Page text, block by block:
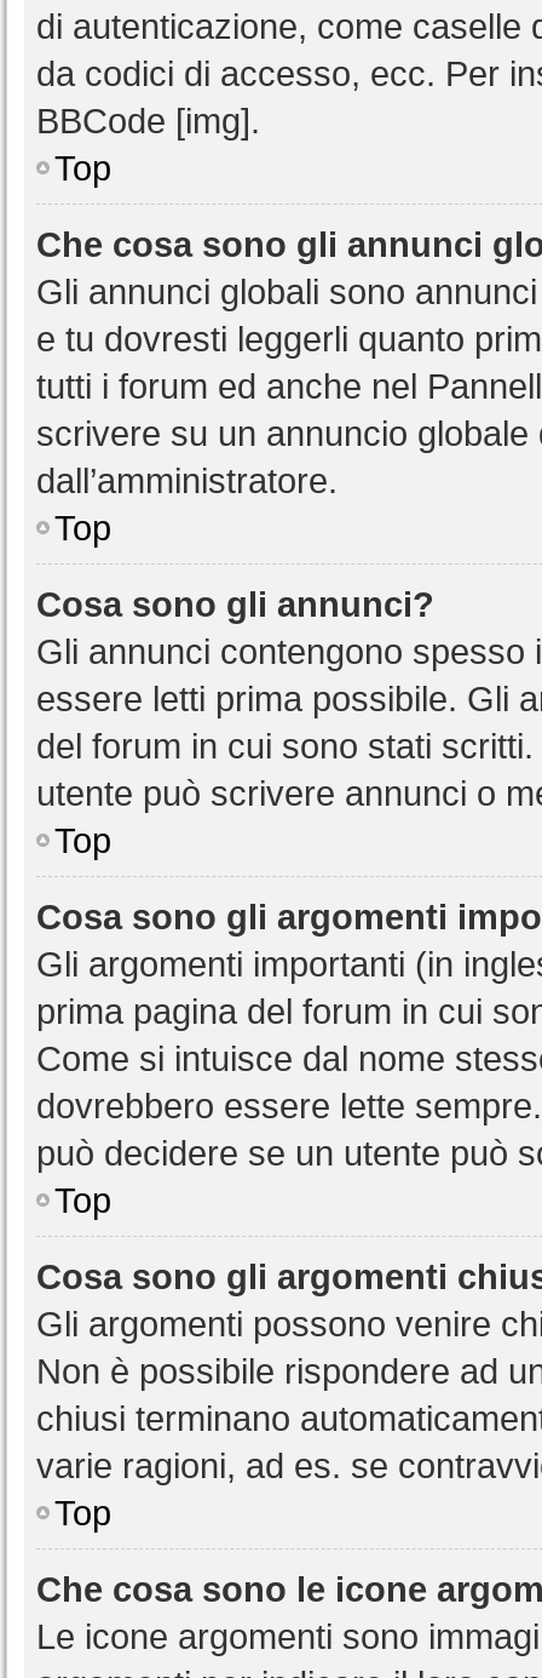
di autenticazione, come caselle
da codici di accesso, ecc. Per
BBCode [img].
Top
Che cosa sono gli annunci
Gli annunci globali sono
e tu dovresti leggerli quanto
tutti i forum ed anche nel
scrivere su un annuncio
dall’amministratore.
Top
Cosa sono gli annunci?
Gli annunci contengono
essere letti prima possibile. Gli
del forum in cui sono stati
utente può scrivere annunci o
Top
Cosa sono gli argomenti
Gli argomenti importanti (in
prima pagina del forum in cui
Come si intuisce dal nome
dovrebbero essere lette
può decidere se un utente può
Top
Cosa sono gli argomenti
Gli argomenti possono venire
Non è possibile rispondere ad
chiusi terminano
varie ragioni, ad es. se
Top
Che cosa sono le icone
Le icone argomenti sono